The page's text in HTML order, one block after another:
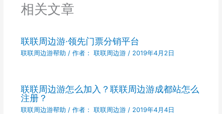
相关文章
联联周边游·领先门票分销平台
联联周边游帮助 / 作者： 联联周边游 / 2019年4月2日
联联周边游怎么加入？联联周边游成都站怎么
注册？
联联周边游帮助 / 作者： 联联周边游 / 2019年4月4日